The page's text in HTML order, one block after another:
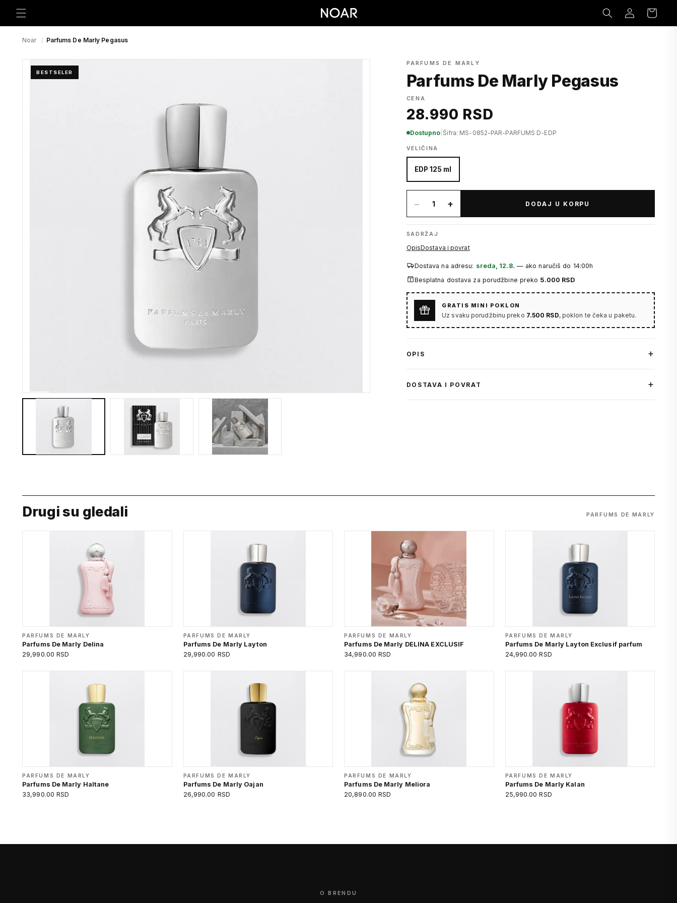
na
sadržaj
Prijavi
se
Korpa
Noar / Parfums De Marly Pegasus
BESTSELER
PARFUMS DE MARLY
Parfums De Marly Pegasus
CENA
28.990 RSD
Dostupno Šifra: MS-0852-PAR-PARFUMS D-EDP
VELIČINA
EDP 125 ml
− 1 + DODAJ U KORPU
SADRŽAJ
OpisDostava i povrat
Dostava na adresu: sreda, 12.8. — ako naručiš do 14:00h
Besplatna dostava za porudžbine preko 5.000 RSD
GRATIS MINI POKLON
Uz svaku porudžbinu preko 7.500 RSD, poklon te čeka u paketu.
OPIS
DOSTAVA I POVRAT
Drugi su gledali PARFUMS DE MARLY
PARFUMS DE MARLY
Parfums De Marly Delina
29,990.00 RSD
PARFUMS DE MARLY
Parfums De Marly Layton
29,990.00 RSD
PARFUMS DE MARLY
Parfums De Marly DELINA EXCLUSIF
34,990.00 RSD
PARFUMS DE MARLY
Parfums De Marly Layton Exclusif parfum
24,990.00 RSD
PARFUMS DE MARLY
Parfums De Marly Haltane
33,990.00 RSD
PARFUMS DE MARLY
Parfums De Marly Oajan
26,990.00 RSD
PARFUMS DE MARLY
Parfums De Marly Meliora
20,890.00 RSD
PARFUMS DE MARLY
Parfums De Marly Kalan
25,990.00 RSD
O BRENDU